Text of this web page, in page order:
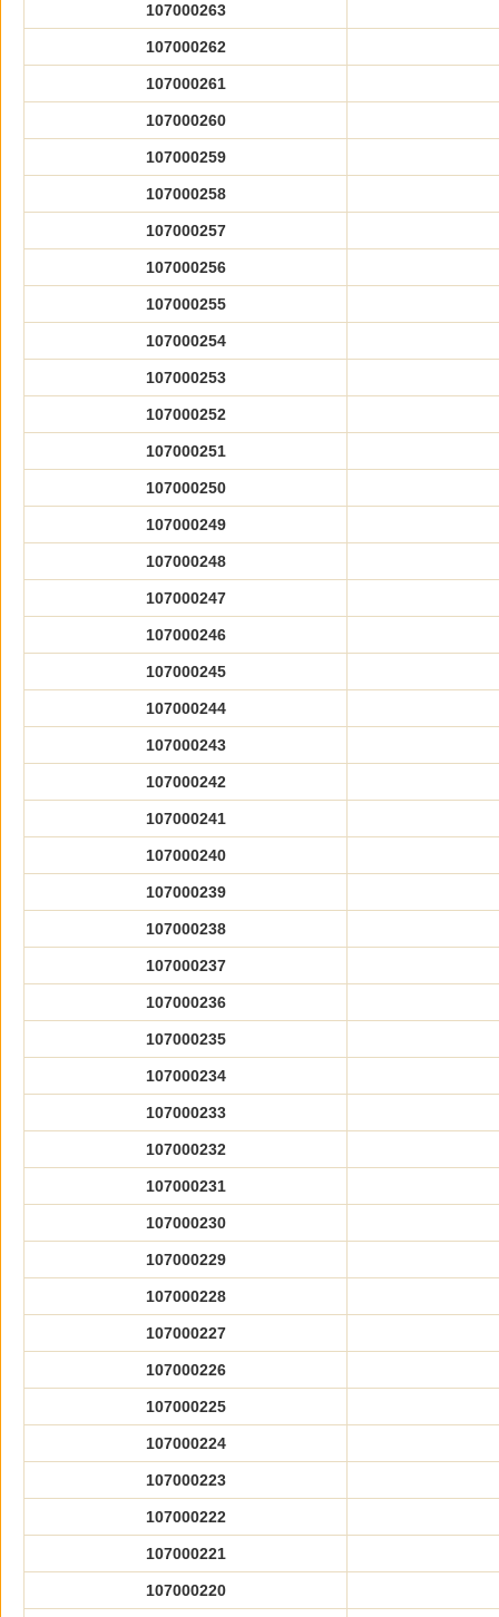
107000263
107000262
107000261
107000260
107000259
107000258
107000257
107000256
107000255
107000254
107000253
107000252
107000251
107000250
107000249
107000248
107000247
107000246
107000245
107000244
107000243
107000242
107000241
107000240
107000239
107000238
107000237
107000236
107000235
107000234
107000233
107000232
107000231
107000230
107000229
107000228
107000227
107000226
107000225
107000224
107000223
107000222
107000221
107000220